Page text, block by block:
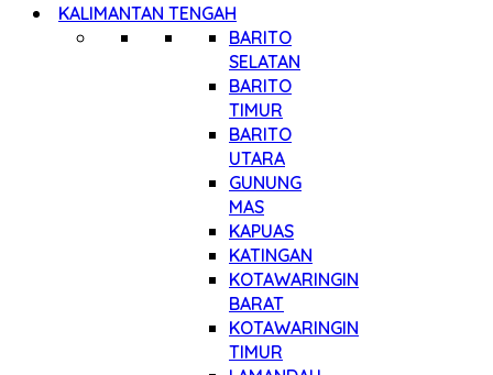
KALIMANTAN TENGAH
BARITO
SELATAN
BARITO
TIMUR
BARITO
UTARA
GUNUNG
MAS
KAPUAS
KATINGAN
KOTAWARINGIN
BARAT
KOTAWARINGIN
TIMUR